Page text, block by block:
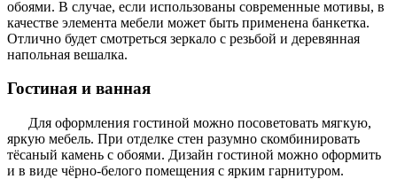
обоями. В случае, если использованы современные мотивы, в
качестве элемента мебели может быть применена банкетка.
Отлично будет смотреться зеркало с резьбой и деревянная
напольная вешалка.
Гостиная и ванная
Для оформления гостиной можно посоветовать мягкую,
яркую мебель. При отделке стен разумно скомбинировать
тёсаный камень с обоями. Дизайн гостиной можно оформить
и в виде чёрно-белого помещения с ярким гарнитуром.